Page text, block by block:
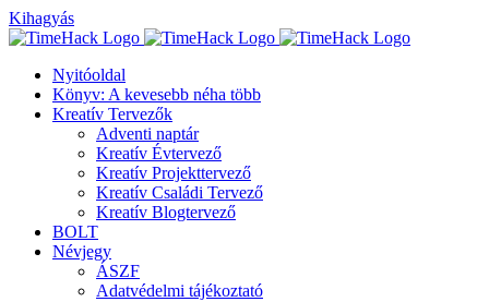
Kihagyás
Nyitóoldal
Könyv: A kevesebb néha több
Kreatív Tervezők
Adventi naptár
Kreatív Évtervező
Kreatív Projekttervező
Kreatív Családi Tervező
Kreatív Blogtervező
BOLT
Névjegy
ÁSZF
Adatvédelmi tájékoztató